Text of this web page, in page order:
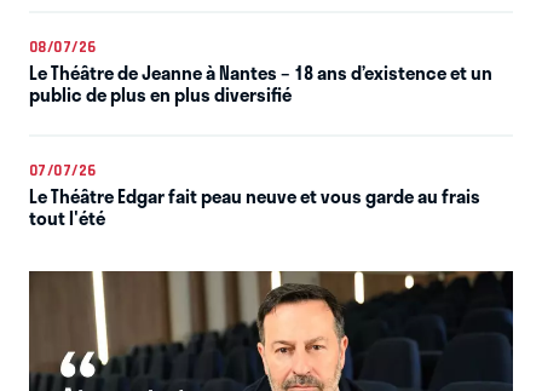
08/07/26
Le Théâtre de Jeanne à Nantes – 18 ans d’existence et un
public de plus en plus diversifié
07/07/26
Le Théâtre Edgar fait peau neuve et vous garde au frais
tout l'été